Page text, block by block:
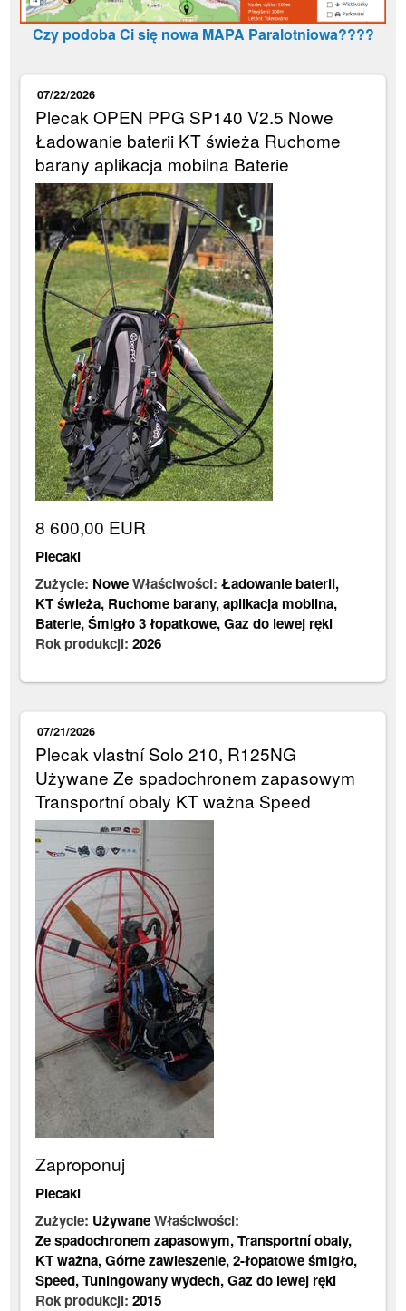
Czy podoba Ci się nowa MAPA Paralotniowa????
07/22/2026
Plecak OPEN PPG SP140 V2.5 Nowe
Ładowanie baterii KT świeża Ruchome
barany aplikacja mobilna Baterie
8 600,00 EUR
Plecaki
Zużycie: NoweWłaściwości:Ładowanie baterii,
KT świeża, Ruchome barany,aplikacja mobilna,
Baterie,Śmigło 3 łopatkowe,Gaz do lewej ręki
Rok produkcji:2026
07/21/2026
Plecak vlastní Solo 210, R125NG
Używane Ze spadochronem zapasowym
Transportní obaly KT ważna Speed
Zaproponuj
Plecaki
Zużycie: UżywaneWłaściwości:
Ze spadochronem zapasowym,Transportní obaly,
KT ważna,Górne zawieszenie,2-łopatowe śmigło,
Speed,Tuningowany wydech,Gaz do lewej ręki
Rok produkcji:2015